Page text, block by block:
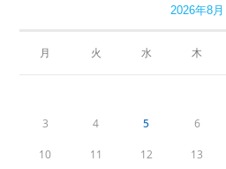
2026年8月
月 火 水 木
3 4 5 6
10 11 12 13